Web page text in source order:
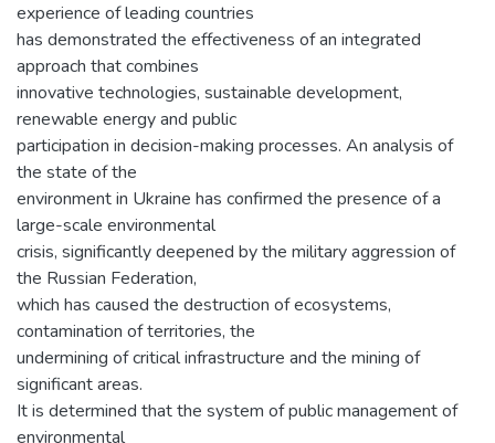
experience of leading countries
has demonstrated the effectiveness of an integrated
approach that combines
innovative technologies, sustainable development,
renewable energy and public
participation in decision-making processes. An analysis of
the state of the
environment in Ukraine has confirmed the presence of a
large-scale environmental
crisis, significantly deepened by the military aggression of
the Russian Federation,
which has caused the destruction of ecosystems,
contamination of territories, the
undermining of critical infrastructure and the mining of
significant areas.
It is determined that the system of public management of
environmental